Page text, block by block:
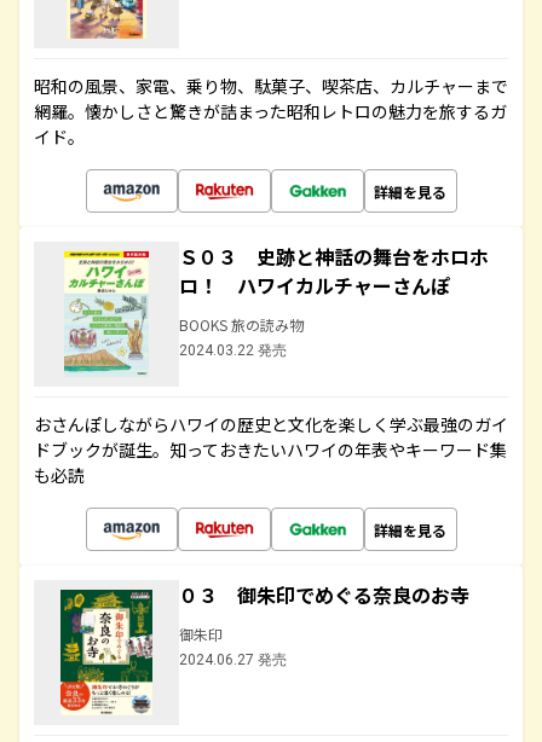
昭和の風景、家電、乗り物、駄菓子、喫茶店、カルチャーまで
網羅。懐かしさと驚きが詰まった昭和レトロの魅力を旅するガ
イド。
詳細を見る
Ｓ０３ 史跡と神話の舞台をホロホ
ロ！ ハワイカルチャーさんぽ
BOOKS 旅の読み物
2024.03.22 発売
おさんぽしながらハワイの歴史と文化を楽しく学ぶ最強のガイ
ドブックが誕生。知っておきたいハワイの年表やキーワード集
も必読
詳細を見る
０３ 御朱印でめぐる奈良のお寺
御朱印
2024.06.27 発売